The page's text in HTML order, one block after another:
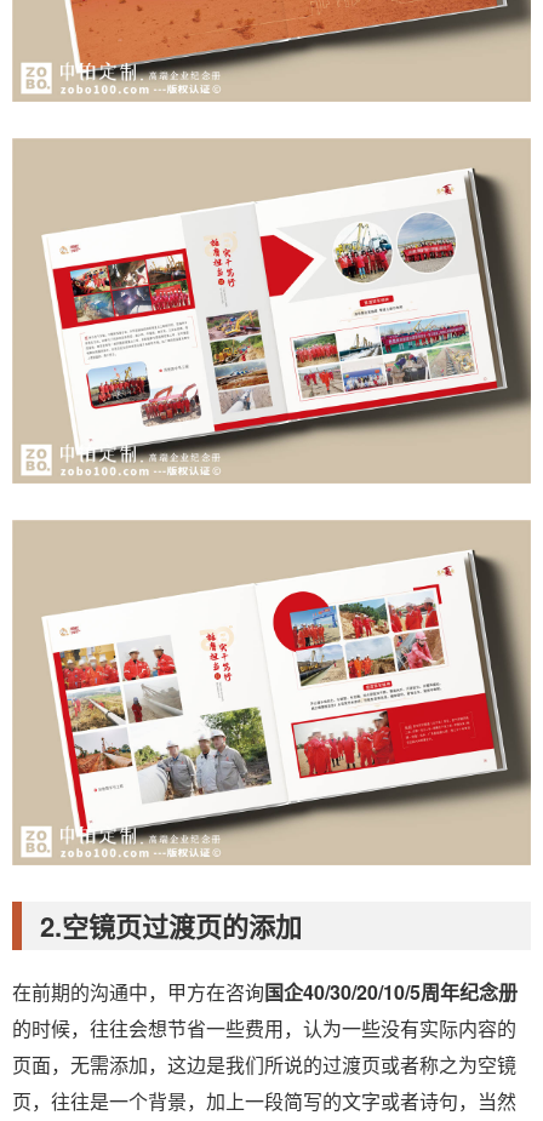
2.空镜页过渡页的添加
在前期的沟通中，甲方在咨询国企40/30/20/10/5周年纪念册
的时候，往往会想节省一些费用，认为一些没有实际内容的
页面，无需添加，这边是我们所说的过渡页或者称之为空镜
页，往往是一个背景，加上一段简写的文字或者诗句，当然